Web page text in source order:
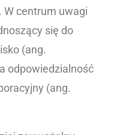
centrum uwagi
się do
(ang.
odpowiedzialność
(ang.